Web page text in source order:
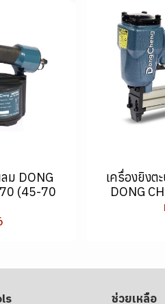
ม DONG
(45-70
เครื่องยิง
DONG
ช่วยเหลือ